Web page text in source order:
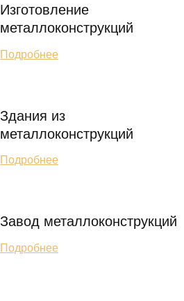
Изготовление
металлоконструкций
Подробнее
Здания из
металлоконструкций
Подробнее
Завод металлоконструкций
Подробнее